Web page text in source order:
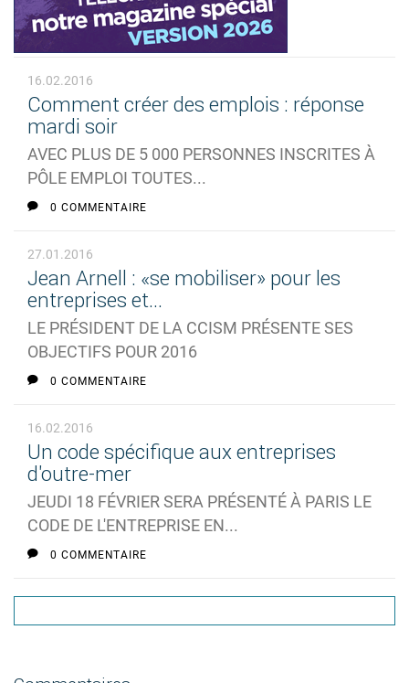
16.02.2016
Comment créer des emplois : réponse
mardi soir
AVEC PLUS DE 5 000 PERSONNES INSCRITES À
PÔLE EMPLOI TOUTES...
0 COMMENTAIRE
27.01.2016
Jean Arnell : «se mobiliser» pour les
entreprises et...
LE PRÉSIDENT DE LA CCISM PRÉSENTE SES
OBJECTIFS POUR 2016
0 COMMENTAIRE
16.02.2016
Un code spécifique aux entreprises
d'outre-mer
JEUDI 18 FÉVRIER SERA PRÉSENTÉ À PARIS LE
CODE DE L'ENTREPRISE EN...
0 COMMENTAIRE